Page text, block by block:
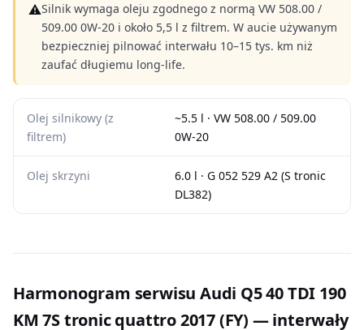
⚠Silnik wymaga oleju zgodnego z normą VW 508.00 /
509.00 0W-20 i około 5,5 l z filtrem. W aucie używanym
bezpieczniej pilnować interwału 10–15 tys. km niż
zaufać długiemu long-life.
Olej silnikowy (z
filtrem)
~5.5 l · VW 508.00 / 509.00
0W-20
Olej skrzyni
6.0 l · G 052 529 A2 (S tronic
DL382)
Harmonogram serwisu Audi Q5 40 TDI 190
KM 7S tronic quattro 2017 (FY) — interwały